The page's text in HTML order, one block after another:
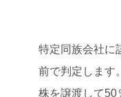
特定同族会社に
前で判定します
株を譲渡して50